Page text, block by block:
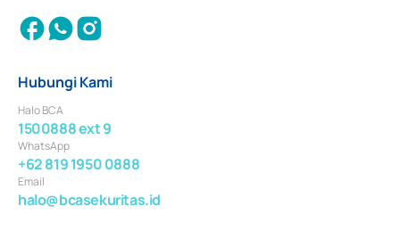
Hubungi Kami
Halo BCA
1500888 ext 9
WhatsApp
+62 819 1950 0888
Email
halo@bcasekuritas.id